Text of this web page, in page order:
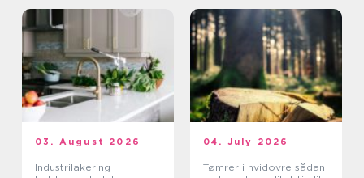
03. August 2026
Industrilakering
04. July 2026
Tømrer i hvidovre sådan